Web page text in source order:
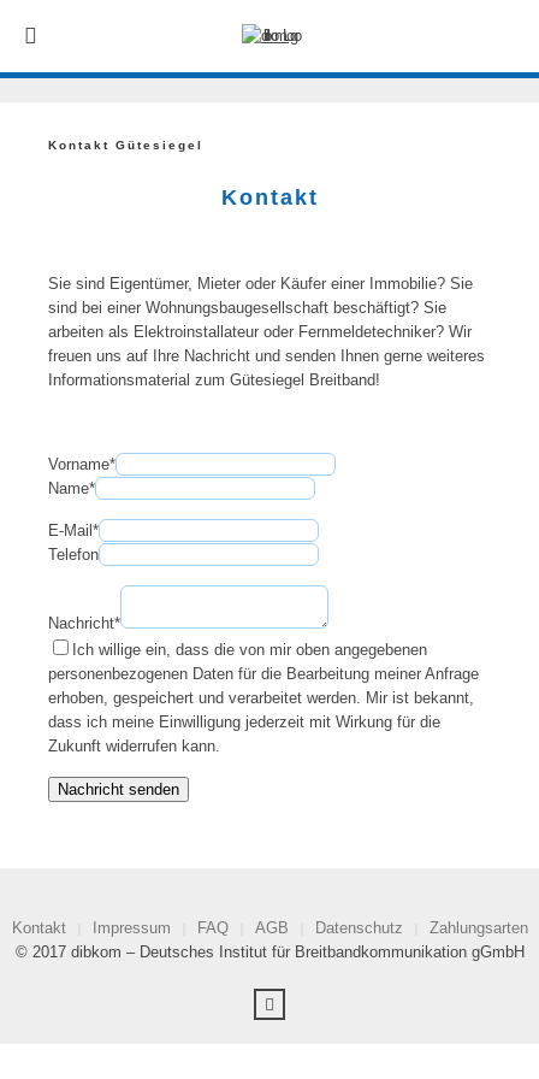
Kontakt Gütesiegel
Kontakt
Sie sind Eigentümer, Mieter oder Käufer einer Immobilie? Sie
sind bei einer Wohnungsbaugesellschaft beschäftigt? Sie
arbeiten als Elektroinstallateur oder Fernmeldetechniker? Wir
freuen uns auf Ihre Nachricht und senden Ihnen gerne weiteres
Informationsmaterial zum Gütesiegel Breitband!
Vorname*
Name*
E-Mail *
Telefon
Nachricht*
Ich willige ein, dass die von mir oben angegebenen
personenbezogenen Daten für die Bearbeitung meiner Anfrage
erhoben, gespeichert und verarbeitet werden. Mir ist bekannt,
dass ich meine Einwilligung jederzeit mit Wirkung für die
Zukunft widerrufen kann.
Nachricht senden
Kontakt Impressum FAQ AGB Datenschutz
Zahlungsarten
© 2017 dibkom – Deutsches Institut für Breitbandkommunikation gGmbH